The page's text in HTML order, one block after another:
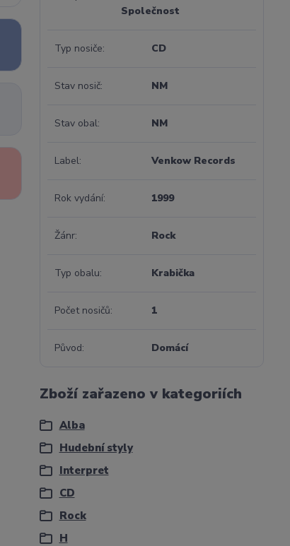
Společnost
Typ nosiče CD
Stav nosič NM
Stav obal NM
Label Venkow Records
Rok vydání 1999
Žánr Rock
Typ obalu Krabička
Počet nosičů 1
Původ Domácí
Zboží zařazeno v kategoriích
Alba
Hudební styly
Interpret
CD
Rock
H